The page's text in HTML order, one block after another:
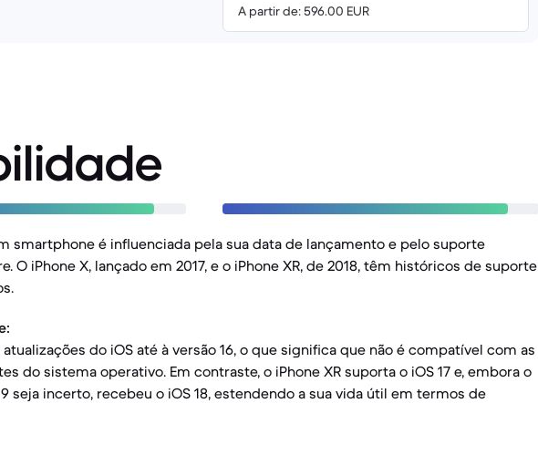
A partir de: 596.00 EUR
smartphone é influenciada pela sua data de lançamento e pelo suporte
O iPhone X, lançado em 2017, e o iPhone XR, de 2018, têm históricos de suporte
do iOS até à versão 16, o que significa que não é compatível com as
do sistema operativo. Em contraste, o iPhone XR suporta o iOS 17 e, embora o
seja incerto, recebeu o iOS 18, estendendo a sua vida útil em termos de